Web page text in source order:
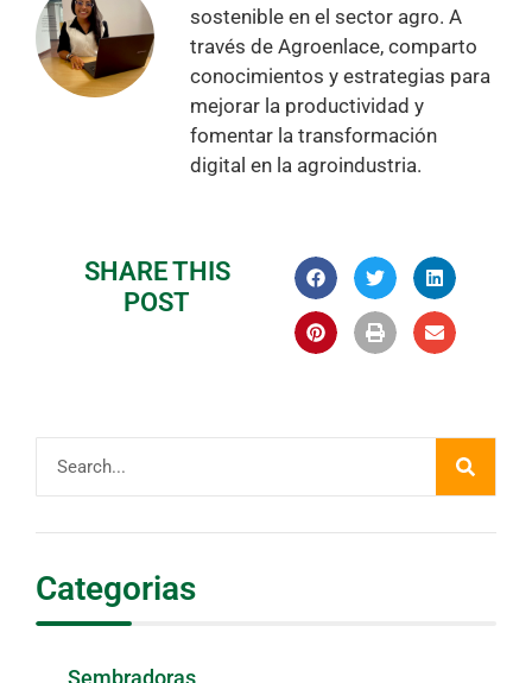
sostenible en el sector agro. A
través de Agroenlace, comparto
conocimientos y estrategias para
mejorar la productividad y
fomentar la transformación
digital en la agroindustria.
SHARE THIS
POST
Categorias
Sembradoras